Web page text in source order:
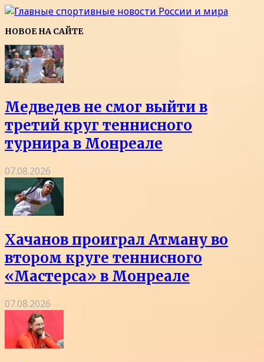
НОВОЕ НА САЙТЕ
Медведев не смог выйти в
третий круг теннисного
турнира в Монреале
07.08.2026
Хачанов проиграл Атману во
втором круге теннисного
«Мастерса» в Монреале
07.08.2026